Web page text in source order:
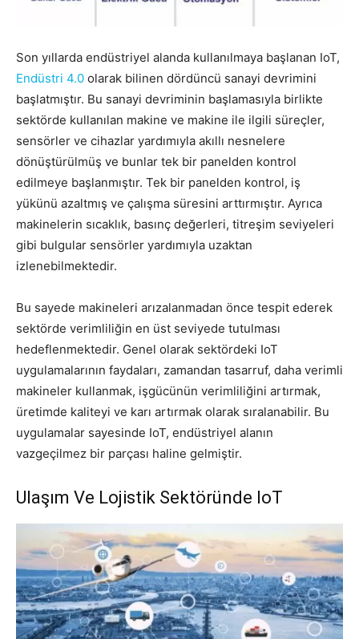
Son yıllarda endüstriyel alanda kullanılmaya başlanan IoT,
Endüstri 4.0 olarak bilinen dördüncü sanayi devrimini
başlatmıştır. Bu sanayi devriminin başlamasıyla birlikte
sektörde kullanılan makine ve makine ile ilgili süreçler,
sensörler ve cihazlar yardımıyla akıllı nesnelere
dönüştürülmüş ve bunlar tek bir panelden kontrol
edilmeye başlanmıştır. Tek bir panelden kontrol, iş
yükünü azaltmış ve çalışma süresini arttırmıştır. Ayrıca
makinelerin sıcaklık, basınç değerleri, titreşim seviyeleri
gibi bulgular sensörler yardımıyla uzaktan
izlenebilmektedir.
Bu sayede makineleri arızalanmadan önce tespit ederek
sektörde verimliliğin en üst seviyede tutulması
hedeflenmektedir. Genel olarak sektördeki IoT
uygulamalarının faydaları, zamandan tasarruf, daha verimli
makineler kullanmak, işgücünün verimliliğini artırmak,
üretimde kaliteyi ve karı artırmak olarak sıralanabilir. Bu
uygulamalar sayesinde IoT, endüstriyel alanın
vazgeçilmez bir parçası haline gelmiştir.
Ulaşım Ve Lojistik Sektöründe IoT